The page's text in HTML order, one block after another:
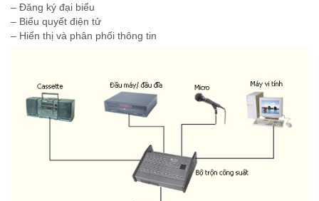
– Đăng ký đại biểu
– Biểu quyết điện tử
– Hiển thị và phân phối thông tin